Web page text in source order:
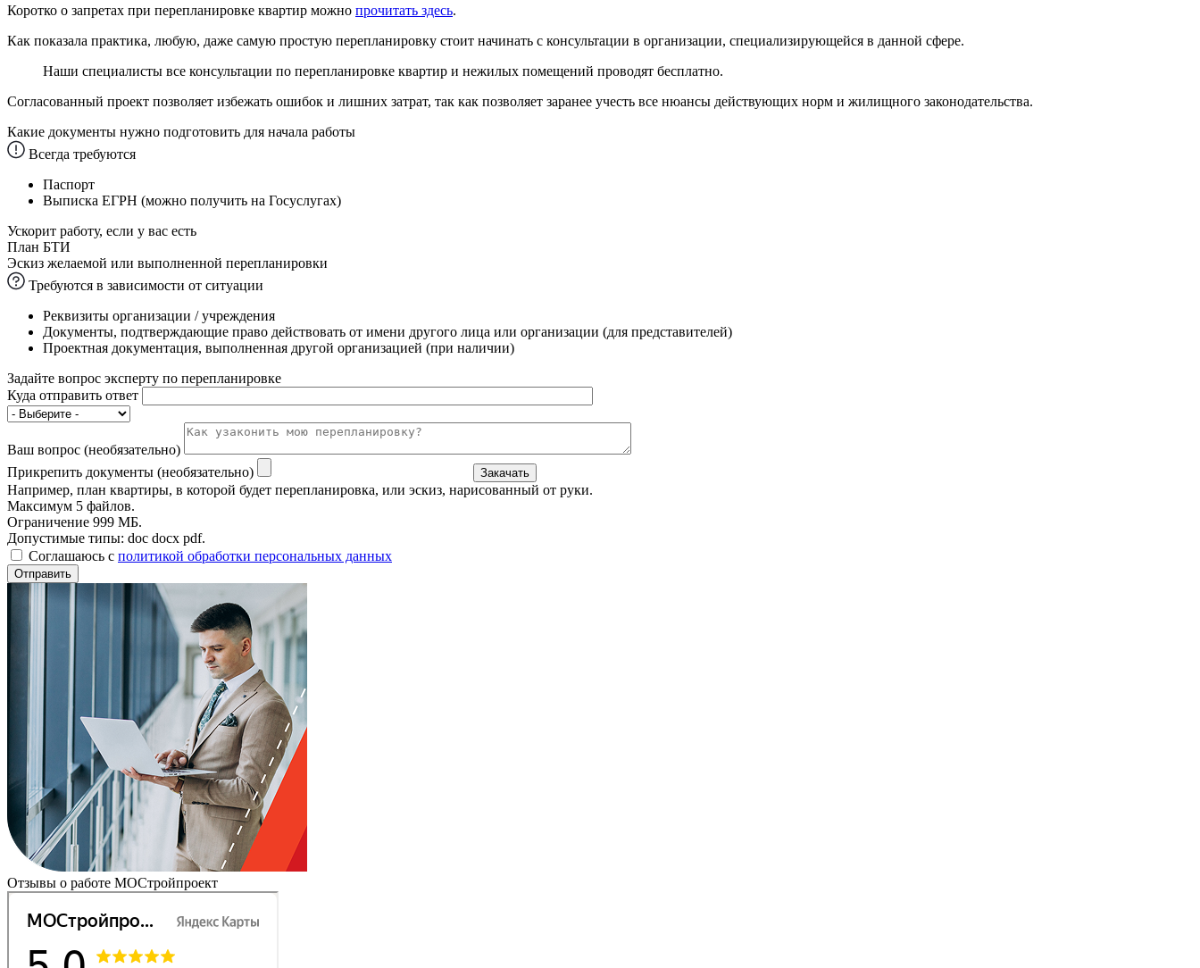
Коротко о запретах при перепланировке квартир можно прочитать здесь.
Как показала практика, любую, даже самую простую перепланировку стоит начинать с консультации в организации, специализирующейся в данной сфере.
Наши специалисты все консультации по перепланировке квартир и нежилых помещений проводят бесплатно.
Согласованный проект позволяет избежать ошибок и лишних затрат, так как позволяет заранее учесть все нюансы действующих норм и жилищного законодательства.
Какие документы нужно подготовить для начала работы
Всегда требуются
Паспорт
Выписка ЕГРН (можно получить на Госуслугах)
Ускорит работу, если у вас есть
План БТИ
Эскиз желаемой или выполненной перепланировки
Требуются в зависимости от ситуации
Реквизиты организации / учреждения
Документы, подтверждающие право действовать от имени другого лица или организации (для представителей)
Проектная документация, выполненная другой организацией (при наличии)
Задайте вопрос эксперту по перепланировке
Куда отправить ответ
Ваш вопрос (необязательно)
Прикрепить документы (необязательно)
Закачать
Например, план квартиры, в которой будет перепланировка, или эскиз, нарисованный от руки.
Максимум 5 файлов.
Ограничение 999 МБ.
Допустимые типы: doc docx pdf.
Соглашаюсь с политикой обработки персональных данных
Отправить
Отзывы о работе МОСтройпроект